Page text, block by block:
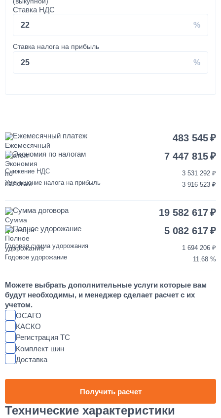
Покраска кабины КАМАЗ
40 000
1 день
от 2 до 3 дней
55 000
Установка магнитолы и динамиков в КАМАЗ
Наращивание кузова и бортов на КАМАЗ
Ставка НДС
22
Ставка налога на прибыль
25
Ежемесячный платеж 483 545
Экономия по налогам 7 447 815
Снижение НДС
3 531 292
Уменьшение налога на прибыль
3 916 523
Сумма договора 19 582 617
Полное удорожание 5 082 617
Годовая сумма удорожания
1 694 206
Годовое удорожание
11.68
Можете выбрать дополнительные услуги которые вам
будут необходимы, и менеджер сделает расчет с их
учетом.
ОСАГО
КАСКО
Регистрация ТС
Комплект шин
Доставка
Получить расчет
Технические характеристики